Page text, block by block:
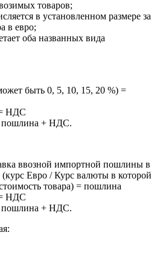
товаров;
в установленном размере за
в евро;
оба названных вида
быть 0, 5, 10, 15, 20 %) =
НДС
пошлина + НДС.
ввозной импортной пошлины в
Евро / Курс валюты в которой
товара) = пошлина
НДС
пошлина + НДС.